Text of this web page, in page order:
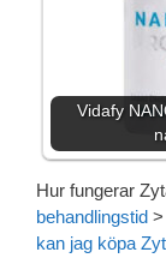
Vidafy
Hur fungerar
behandlingstid >
kan jag köpa